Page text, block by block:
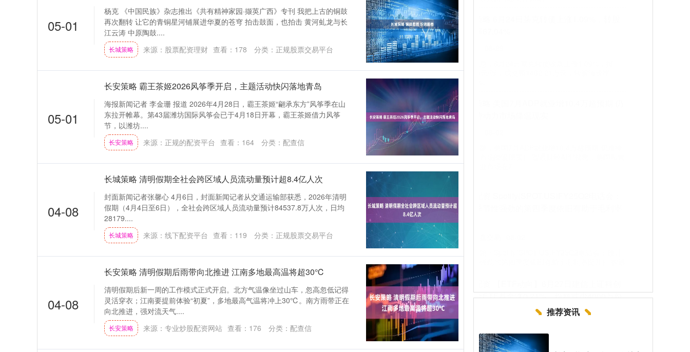
05-01
杨克 《中国民族》杂志推出《共有精神家园·撷英广西》专刊 我把上古的铜鼓
再次翻转 让它的青铜星河铺展进华夏的苍穹 拍击鼓面，也拍击 黄河虬龙与长
江云涛 中原陶鼓....
长城策略 来源：股票配资理财 查看： 178 分类： 正规股票交易平台
05-01
长安策略 霸王茶姬2026风筝季开启，主题活动快闪落地青岛
海报新闻记者 李金珊 报道 2026年4月28日，霸王茶姬“翩承东方”风筝季在山
东拉开帷幕。第43届潍坊国际风筝会已于4月18日开幕，霸王茶姬借力风筝
节，以潍坊....
长安策略 来源：正规的配资平台 查看： 164 分类： 配查信
04-08
长城策略 清明假期全社会跨区域人员流动量预计超8.4亿人次
封面新闻记者张馨心 4月6日，封面新闻记者从交通运输部获悉，2026年清明
假期（4月4日至6日），全社会跨区域人员流动量预计84537.8万人次，日均
28179....
长城策略 来源：线下配资平台 查看： 119 分类： 正规股票交易平台
04-08
长安策略 清明假期后雨带向北推进 江南多地最高温将超30℃
清明假期后新一周的工作模式正式开启。北方气温像坐过山车，忽高忽低记得
灵活穿衣；江南要提前体验“初夏”，多地最高气温将冲上30℃。南方雨带正在
向北推进，强对流天气....
长安策略 来源：专业炒股配资网站 查看： 176 分类： 配查信
推荐资讯